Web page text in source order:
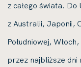
z całego świata.
z Australii, Japonii,
Południowej,
przez najbliższe dni